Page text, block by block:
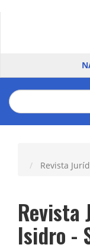
Revista
Revista
Isidro -